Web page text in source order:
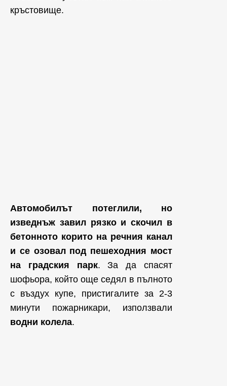
кръстовище.
Автомобилът потеглили, но
изведнъж завил рязко и скочил в
бетонното корито на речния канал
и се озовал под пешеходния мост
на градския парк. За да спасят
шофьора, който още седял в пълното
с въздух купе, пристигалите за 2-3
минути пожарникари, използвали
водни колела.